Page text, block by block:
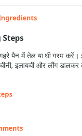
Steps
पैन में तेल या घी गरम करें।
इलायची और लौंग